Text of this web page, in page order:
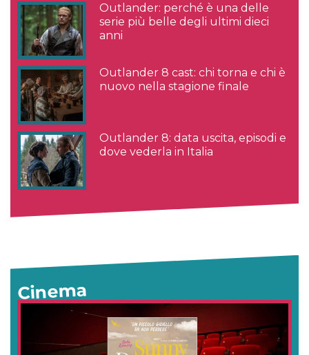
Outlander: perché è una delle
serie più belle degli ultimi dieci
anni
Outlander 8 cast: chi torna e chi è
nuovo nella stagione finale
Outlander 8: data uscita, episodi e
dove vederla in Italia
Cinema